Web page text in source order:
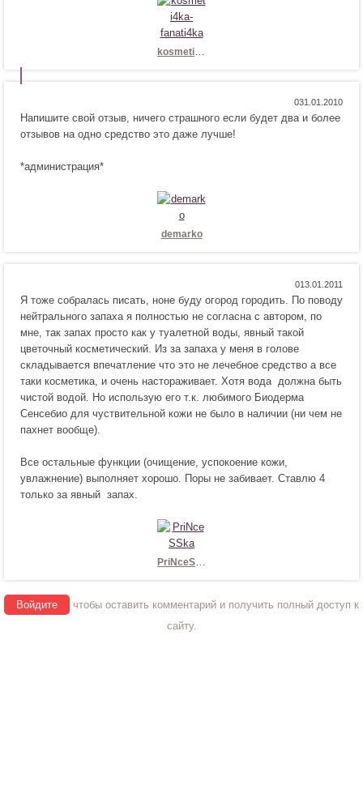
kosmeti4ka-fanati4ka
р
а
и
е
н
а
0
Напишите свой отзыв, ничего страшного если будет два и более
отзывов на одно средство это даже лучше!
*администрация*
demarko
р
а
в
и
т
с
я
!
е
н
р
а
в
и
т
с
я
0
Я тоже собралась писать, ноне буду огород городить. По поводу
нейтрального запаха я полностью не согласна с автором, по
мне, так запах просто как у туалетной воды, явный такой
цветочный косметический. Из за запаха у меня в голове
складывается впечатление что это не лечебное средство а все
таки косметика, и очень настораживает. Хотя вода должна быть
чистой водой. Но использую его т.к. любимого Биодерма
Сенсебио для чуствительной кожи не было в наличии (ни чем не
пахнет вообще).
Все остальные функции (очищение, успокоение кожи,
увлажнение) выполняет хорошо. Поры не забивает. Ставлю 4
только за явный запах.
PriNceSSka
Войдите
чтобы оставить комментарий и получить полный доступ к
сайту.